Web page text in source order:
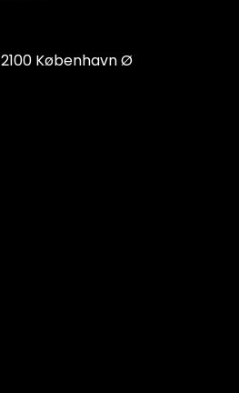
København Ø